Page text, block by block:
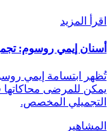
اقرأ المزيد
أسنان إيمي روسوم:
تُظهر ابتسامة إيمي
يمكن للمرضى
التجميلي المخصص.
المشاهير